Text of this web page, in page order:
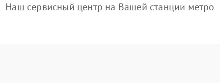
Наш сервисный центр на Вашей станции метро